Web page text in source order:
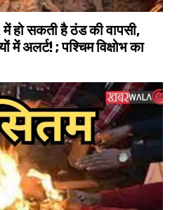
हो सकती है ठंड की वापसी,
में अलर्ट! ; पश्चिम विक्षोभ का